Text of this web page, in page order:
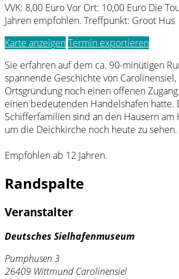
VVK: 8,00 Euro Vor Ort: 10,00 Euro Die
Jahren empfohlen. Treffpunkt: Groot Hus
Karte anzeigenTermin exportieren
Sie erfahren auf dem ca. 90-minütigen
spannende Geschichte von
Ortsgründung noch einen offenen
einen bedeutenden Handelshafen hatte.
Schifferfamilien sind an den Häusern am
um die Deichkirche noch heute zu sehen.
Empfohlen ab 12 Jahren.
Randspalte
Veranstalter
Deutsches Sielhafenmuseum
Pumphusen 3
26409 Wittmund Carolinensiel